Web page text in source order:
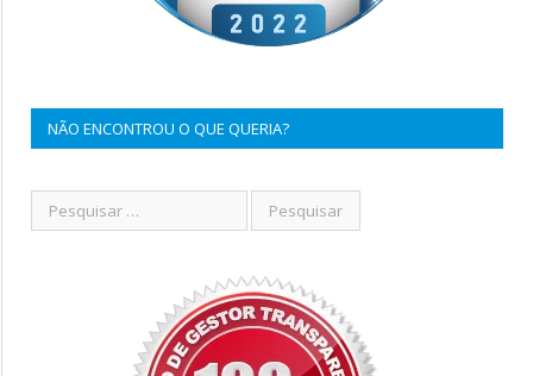
NÃO ENCONTROU O QUE QUERIA?